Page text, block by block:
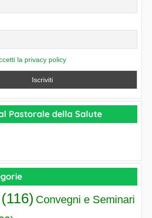
la privacy policy
Pastorale della Salute
(116) Convegni e Seminari